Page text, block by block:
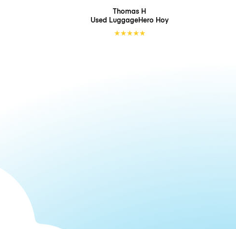
Thomas H
Used LuggageHero Hoy
★★★★★